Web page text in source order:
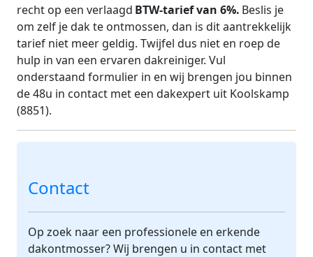
recht op een verlaagd BTW-tarief van 6%. Beslis je
om zelf je dak te ontmossen, dan is dit aantrekkelijk
tarief niet meer geldig. Twijfel dus niet en roep de
hulp in van een ervaren dakreiniger. Vul
onderstaand formulier in en wij brengen jou binnen
de 48u in contact met een dakexpert uit Koolskamp
(8851).
Contact
Op zoek naar een professionele en erkende
dakontmosser? Wij brengen u in contact met